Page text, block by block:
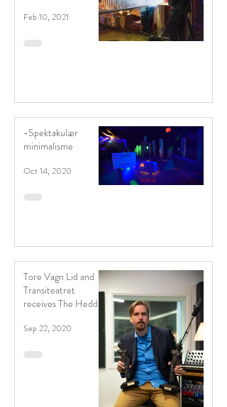
Feb 10, 2021
-Spektakulær
minimalisme
Oct 14, 2020
Tore Vagn Lid and
Transiteatret
receives The Hedda
Sep 22, 2020